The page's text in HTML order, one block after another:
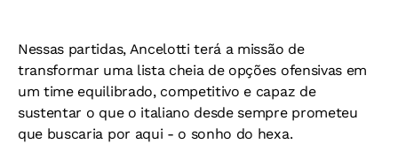
Nessas partidas, Ancelotti terá a missão de
transformar uma lista cheia de opções ofensivas em
um time equilibrado, competitivo e capaz de
sustentar o que o italiano desde sempre prometeu
que buscaria por aqui - o sonho do hexa.